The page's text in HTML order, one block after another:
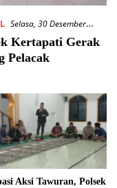
Selasa, 30 Desember
Kertapati Gerak
Pelacak
Aksi Tawuran, Polsek